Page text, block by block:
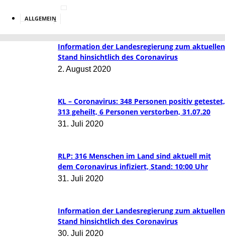
ALLGEMEIN
Information der Landesregierung zum aktuellen
Stand hinsichtlich des Coronavirus
2. August 2020
KL – Coronavirus: 348 Personen positiv getestet,
313 geheilt, 6 Personen verstorben, 31.07.20
31. Juli 2020
RLP: 316 Menschen im Land sind aktuell mit
dem Coronavirus infiziert, Stand: 10:00 Uhr
31. Juli 2020
Information der Landesregierung zum aktuellen
Stand hinsichtlich des Coronavirus
30. Juli 2020